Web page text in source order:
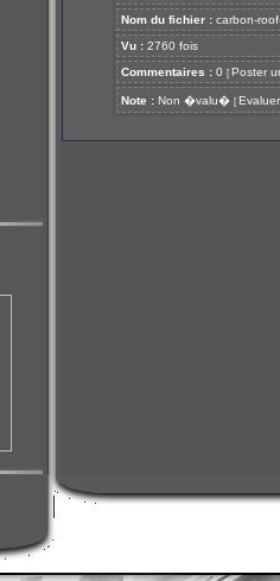
Nom du fichier : carbon-
Vu : 2760 fois
Commentaires : 0 [ Poster
Note : Non �valu� [ Evaluer